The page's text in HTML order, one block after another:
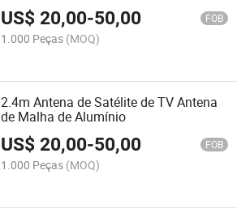
US$20,00-50,00 FOB
1.000 Peças (MOQ)
2.4m Antena de Satélite de TV Antena
de Malha de Alumínio
US$20,00-50,00 FOB
1.000 Peças (MOQ)